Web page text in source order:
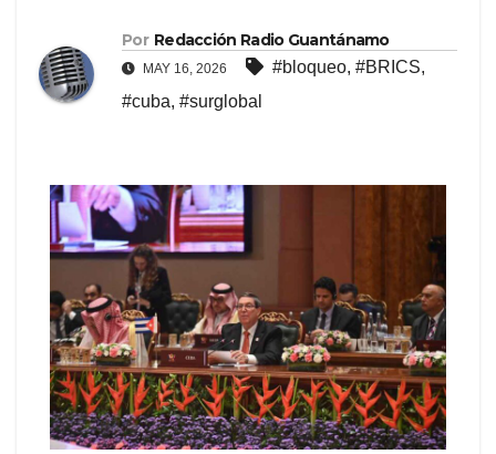
Por Redacción Radio Guantánamo
MAY 16, 2026 #bloqueo, #BRICS,
#cuba, #surglobal